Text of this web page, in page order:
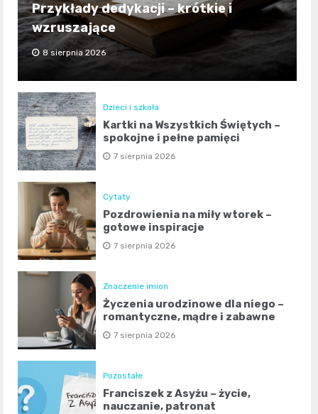
Przykłady dedykacji – krótkie i
wzruszające
8 sierpnia 2026
Dzieci i szkoła
Kartki na Wszystkich Świętych –
spokojne i pełne pamięci
7 sierpnia 2026
Cytaty
Pozdrowienia na miły wtorek –
gotowe inspiracje
7 sierpnia 2026
Znaczenie imion
Życzenia urodzinowe dla niego –
romantyczne, mądre i zabawne
7 sierpnia 2026
Pozostałe
Franciszek z Asyżu – życie,
nauczanie, patronat